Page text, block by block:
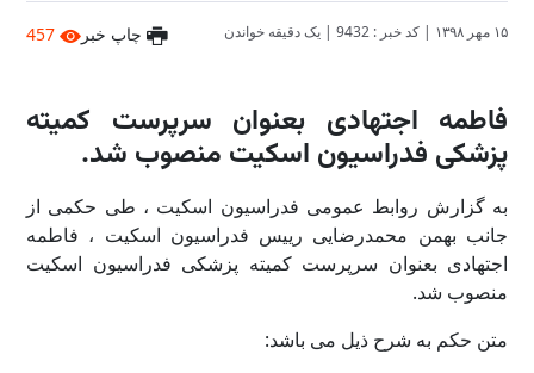
|کد خبر : 9432 |یک دقیقه خواندن چاپ خبر 457
فاطمه اجتهادی بعنوان سرپرست کمیته
پزشکی فدراسیون اسکیت منصوب شد.
به گزارش روابط عمومی فدراسیون اسکیت ، طی حکمی از
جانب بهمن محمدرضایی رییس فدراسیون اسکیت ، فاطمه
اجتهادی بعنوان سرپرست کمیته پزشکی فدراسیون اسکیت
منصوب شد.
متن حکم به شرح ذیل می باشد: